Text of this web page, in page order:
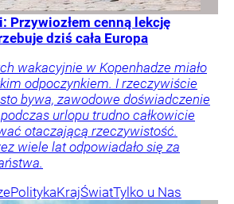
Przywiozłem cenną lekcję
dziś cała Europa
wakacyjnie w Kopenhadze miało
odpoczynkiem. I rzeczywiście
bywa, zawodowe doświadczenie
urlopu trudno całkowicie
otaczającą rzeczywistość.
wiele lat odpowiadało się za
PolitykaKrajŚwiatTylko u Nas